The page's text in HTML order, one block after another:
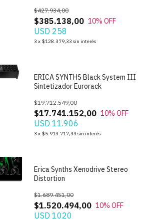
$385.138,00
$427.934,00
10% OFF
USD 258
3 x $128.379,33 sin interés
ERICA SYNTHS Black System III
Sintetizador Eurorack
$17.741.152,00
$19.712.549,00
10% OFF
USD 11.906
3 x $5.913.717,33 sin interés
Erica Synths Xenodrive Stereo
Distortion
$1.520.494,00
$1.689.451,00
10% OFF
USD 1020